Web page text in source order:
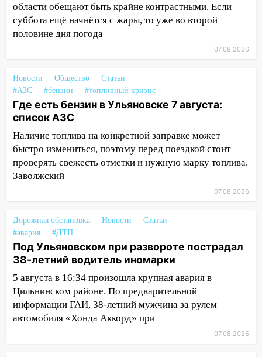
14:08 Пешеход переходил по «зебре»:
подробности серьезной аварии на
Фруктовой
Трудовой горело здание
13:00 Водитель без прав врезался в
припаркованный автомобиль
12:37 Переезжал «зебру» на
велосипеде и попал под колеса
12:18 Вспыхнул изнутри: в
Железнодорожном районе горела дача
11:17
В Радищевском районе сгорели
хозяйственные постройки
11:00 В Канадее горел жилой дом
10:18 Губернатор Ульяновской области:
уничтожено четыре беспилотника в
регионе
области обещают быть крайне контрастными. Если
суббота ещё начнётся с жары, то уже во второй
половине дня погода
07.08.2026
Новости Общество
Статьи
#АЗС
#бензин #топливный кризис
Где есть бензин в Ульяновске 7 августа:
список АЗС
Наличие топлива на конкретной заправке может
быстро измениться, поэтому перед поездкой стоит
проверять свежесть отметки и нужную марку топлива.
Заволжский
07.08.2026
Дорожная обстановка Новости
Статьи
#авария
#ДТП
Под Ульяновском при развороте пострадал
38-летний водитель иномарки
5 августа в 16:34 произошла крупная авария в
Цильнинском районе. По предварительной
информации ГАИ, 38-летний мужчина за рулем
автомобиля «Хонда Аккорд» при
07.08.2026